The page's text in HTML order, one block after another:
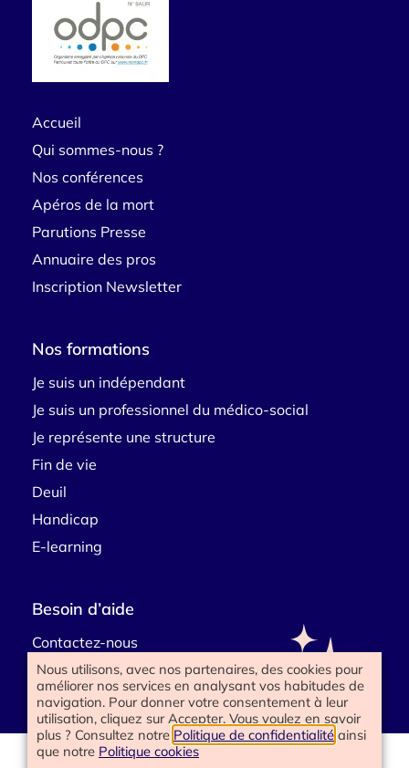
Accueil
Qui sommes-nous ?
Nos conférences
Apéros de la mort
Parutions Presse
Annuaire des pros
Inscription Newsletter
Nos formations
Je suis un indépendant
Je suis un professionnel du médico-social
Je représente une structure
Fin de vie
Deuil
Handicap
E-learning
Besoin d’aide
Contactez-nous
www.happyend.life 2025
Nous utilisons, avec nos partenaires, des cookies pour
améliorer nos services en analysant vos habitudes de
navigation. Pour donner votre consentement à leur
utilisation, cliquez sur Accepter. Vous voulez en savoir
plus ? Consultez notre Politique de confidentialité ainsi
que notre Politique cookies